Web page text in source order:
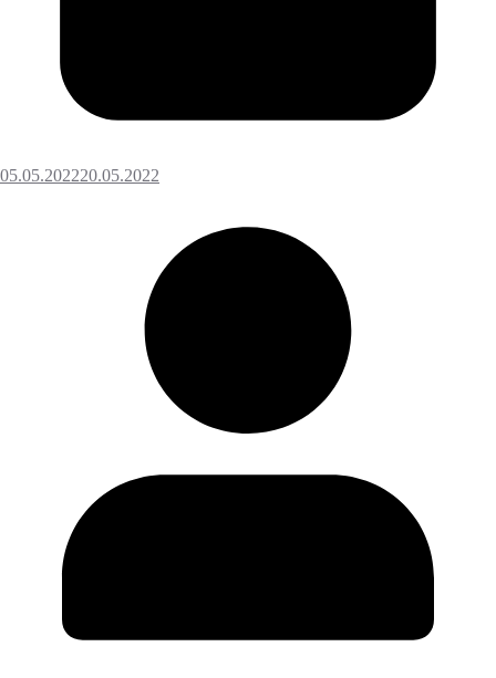
05.05.202220.05.2022